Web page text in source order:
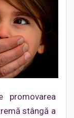
promovarea
stângă a